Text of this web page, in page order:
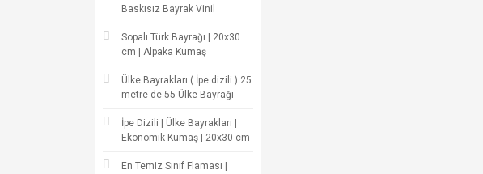
Baskısız Bayrak Vinil
Sopalı Türk Bayrağı | 20x30
cm | Alpaka Kumaş
Ülke Bayrakları ( İpe dizili ) 25
metre de 55 Ülke Bayrağı
İpe Dizili | Ülke Bayrakları |
Ekonomik Kumaş | 20x30 cm
En Temiz Sınıf Flaması |